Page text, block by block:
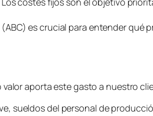
es crucial para entender qué
valor aporta este gasto a nuestro
sueldos del personal de